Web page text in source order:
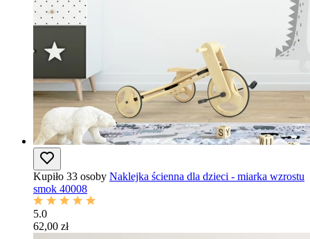
Kupiło 33 osoby Naklejka ścienna dla dzieci - miarka wzrostu
smok 40008
5.0
62,00 zł